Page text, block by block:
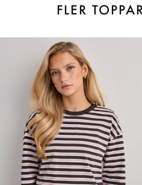
FLER